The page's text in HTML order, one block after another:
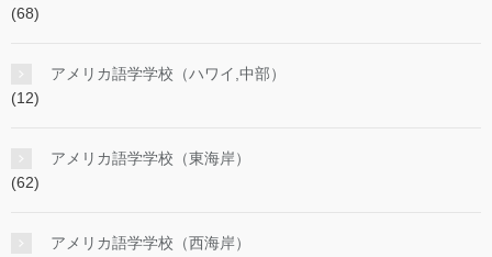
(68)
アメリカ語学学校（ハワイ,中部）
(12)
アメリカ語学学校（東海岸）
(62)
アメリカ語学学校（西海岸）